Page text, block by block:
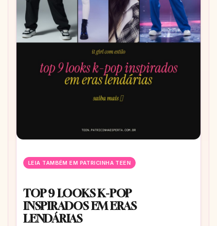
LEIA TAMBÉM EM PATRICINHA TEEN
TOP 9 LOOKS K-POP
INSPIRADOS EM ERAS
LENDÁRIAS